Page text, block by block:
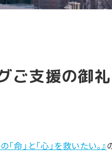
ご支援の御礼
命」と「心」を救いたい。』